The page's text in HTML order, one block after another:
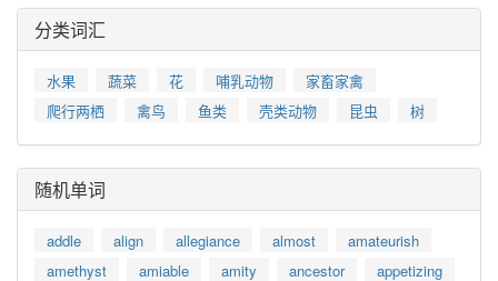
分类词汇
水果 蔬菜 花 哺乳动物
家畜家禽
爬行两栖
禽鸟 鱼类 壳类动物 昆虫 树
随机单词
addle align allegiance almost
amateurish
amethyst
amiable amity ancestor appetizing